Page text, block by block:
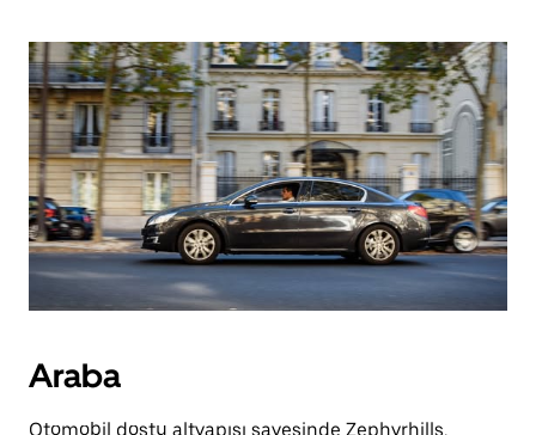
Araba
Otomobil dostu altyapısı sayesinde Zephyrhills,